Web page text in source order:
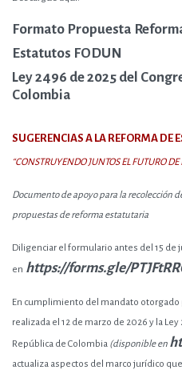
Formato Propuesta
Estatutos FODUN
Ley 2496 de 2025 del
Colombia
SUGERENCIAS A LA REFORMA DE
“CONSTRUYENDO JUNTOS EL FUTURO
Documento de apoyo para la recolección
propuestas de reforma estatutaria
Diligenciar el formulario antes del 15 de
en https://forms.gle/
En cumplimiento del mandato otorgado
realizada el 12 de marzo de 2026 y la
República de Colombia (disponible en
actualiza aspectos del marco jurídico